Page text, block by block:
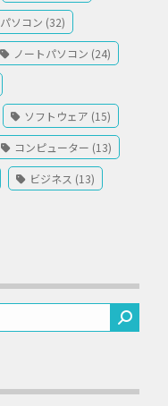
パソコン (32)
ノートパソコン (24)
ソフトウェア (15)
コンピューター (13)
ビジネス (13)